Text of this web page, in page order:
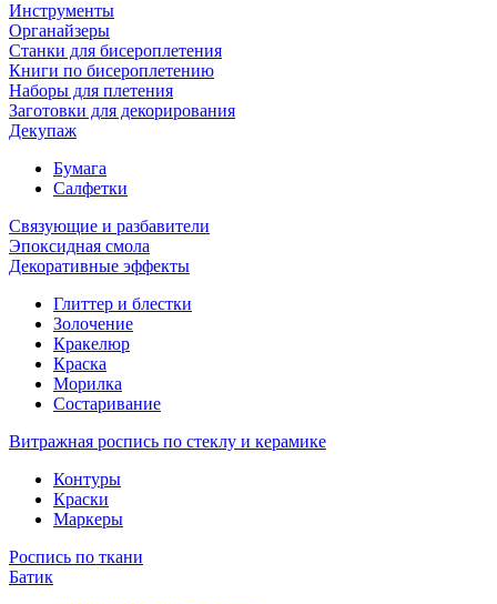
Инструменты
Органайзеры
Станки для бисероплетения
Книги по бисероплетению
Наборы для плетения
Заготовки для декорирования
Декупаж
Бумага
Салфетки
Связующие и разбавители
Эпоксидная смола
Декоративные эффекты
Глиттер и блестки
Золочение
Кракелюр
Краска
Морилка
Состаривание
Витражная роспись по стеклу и керамике
Контуры
Краски
Маркеры
Роспись по ткани
Батик